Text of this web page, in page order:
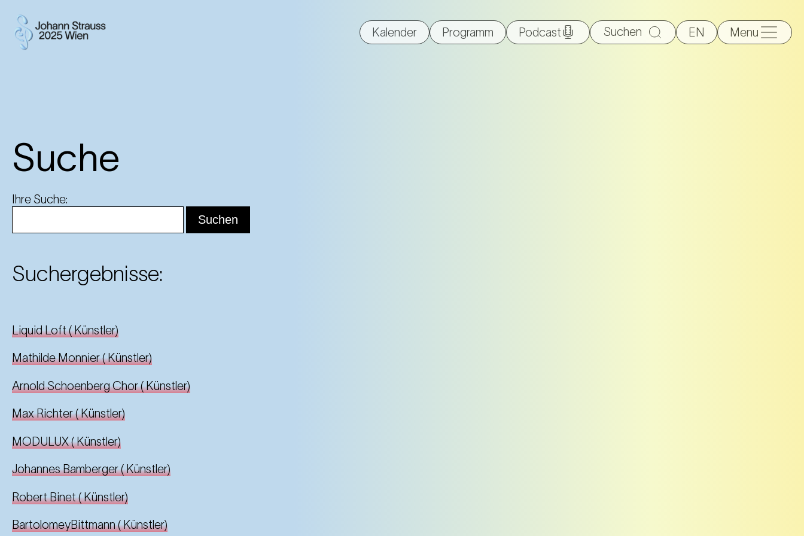
Kalender Programm Podcast
Suche
nach:
EN Menu
Suche
Ihre Suche:
Suchergebnisse:
Liquid Loft(Künstler)
Mathilde Monnier(Künstler)
Arnold Schoenberg Chor(Künstler)
Max Richter(Künstler)
MODULUX(Künstler)
Johannes Bamberger(Künstler)
Robert Binet(Künstler)
BartolomeyBittmann(Künstler)